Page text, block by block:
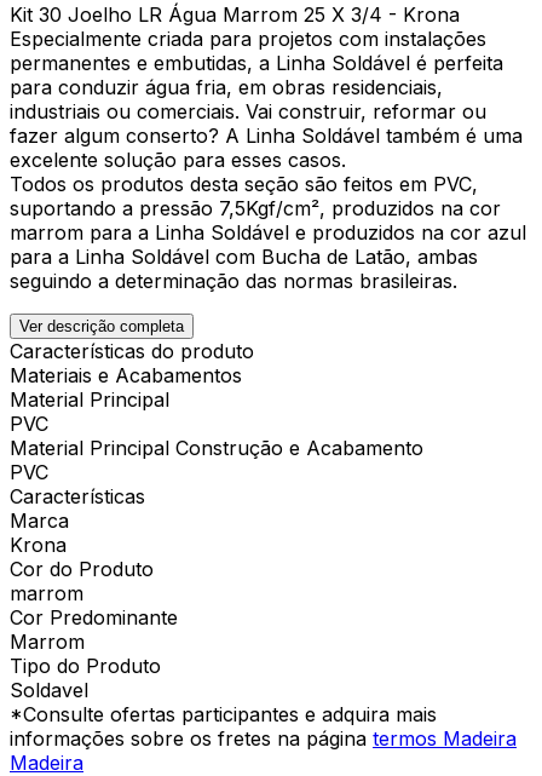
Kit 30 Joelho LR Água Marrom 25 X 3/4 - Krona
Especialmente criada para projetos com instalações
permanentes e embutidas, a Linha Soldável é perfeita
para conduzir água fria, em obras residenciais,
industriais ou comerciais. Vai construir, reformar ou
fazer algum conserto? A Linha Soldável também é uma
excelente solução para esses casos.
Todos os produtos desta seção são feitos em PVC,
suportando a pressão 7,5Kgf/cm², produzidos na cor
marrom para a Linha Soldável e produzidos na cor azul
para a Linha Soldável com Bucha de Latão, ambas
seguindo a determinação das normas brasileiras.
Ver descrição completa
Características do produto
Materiais e Acabamentos
Material Principal
PVC
Material Principal Construção e Acabamento
PVC
Características
Marca
Krona
Cor do Produto
marrom
Cor Predominante
Marrom
Tipo do Produto
Soldavel
*Consulte ofertas participantes e adquira mais
informações sobre os fretes na página termos Madeira
Madeira